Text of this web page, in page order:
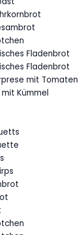
Fladenbrot
Fladenbrot
mit Tomaten
Kümmel